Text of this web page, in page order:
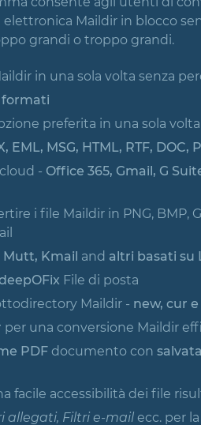
Maildir in blocco
grandi o troppo grandi.
in una sola volta senza
formati
preferita in una sola volta
EML, MSG, HTML, RTF, DOC,
- Office 365, Gmail, G
i file Maildir in PNG, BMP,
Mutt, Kmail and altri basati su
File di posta
Maildir - new, cur
per una conversione Maildir
PDF documento con
facile accessibilità dei file
allegati, Filtri e-mail ecc. per